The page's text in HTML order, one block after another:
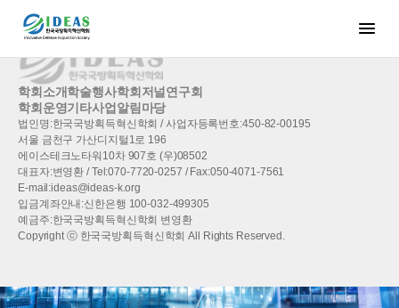
학회소개학술행사학회저널 연구회
학회운영기타사업 알림마당
법인명:한국국방획득혁신학회 / 사업자등록번호:450-82-00195
서울 금천구 가산디지털1로 196
에이스테크노타워10차 907호 (우)08502
대표자:변영환 / Tel:070-7720-0257 / Fax:050-4071-7561
E-mail:ideas@ideas-k.org
입금계좌안내:신한은행 100-032-499305
예금주:한국국방획득혁신학회 변영환
Copyright ⓒ 한국국방획득혁신학회 All Rights Reserved.